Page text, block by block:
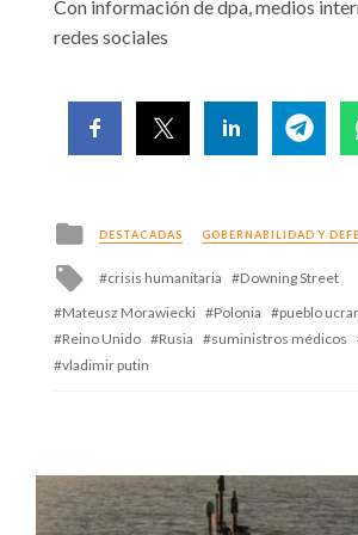
Con información de dpa, medios
redes sociales
Posted
in
DESTACADAS GOBERNABILIDAD Y
Tagged
crisis humanitaria
Downing Street
Mateusz Morawiecki
Polonia
pueblo
Reino Unido
Rusia suministros médicos
vladimir putin